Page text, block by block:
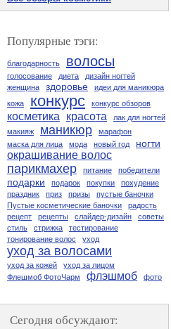
Популярные тэги:
благодарность волосы
голосование диета
дизайн ногтей
женщина
здоровье
идеи для маникюра
кожа
конкурс конкурс обзоров
косметика красота
лак для ногтей
макияж
маникюр
марафон
маска для лица
мода новый год ногти
окрашивание волос
парикмахер питание победители
подарки подарок покупки
похудение
праздник
приз призы
пустые баночки
Пустые косметические баночки
радость
рецепт
рецепты слайдер-дизайн
советы
стиль
стрижка
тестирование
тонирование волос
уход
уход за волосами
уход за кожей
уход за лицом
Флешмоб ФотоЧарм
флэшмоб фото
Сегодня обсуждают: